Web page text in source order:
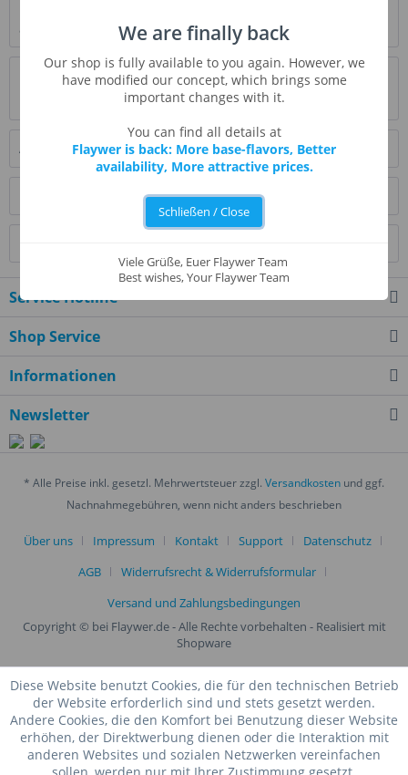
aus dem Garten gepflückt. mehr
Bewertungen
0
Bewertungen lesen, schreiben und diskutieren...
Ähnliche Artikel
Kunden kauften auch
Service Hotline
Shop Service
Informationen
Newsletter
* Alle Preise inkl. gesetzl. Mehrwertsteuer zzgl. Versandkosten und ggf.
Nachnahmegebühren, wenn nicht anders beschrieben
Über uns Impressum Kontakt Support
Datenschutz
AGB
Widerrufsrecht & Widerrufsformular
Versand und Zahlungsbedingungen
Copyright © bei Flaywer.de - Alle Rechte vorbehalten - Realisiert mit
Shopware
Diese Website benutzt Cookies, die für den technischen Betrieb
der Website erforderlich sind und stets gesetzt werden.
Andere Cookies, die den Komfort bei Benutzung dieser Website
erhöhen, der Direktwerbung dienen oder die Interaktion mit
anderen Websites und sozialen Netzwerken vereinfachen
We are finally back
Our shop is fully available to you again. However, we
have modified our concept, which brings some
important changes with it.
You can find all details at
Flaywer is back: More base-flavors, Better
availability, More attractive prices.
Schließen / Close
Viele Grüße, Euer Flaywer Team
Best wishes, Your Flaywer Team